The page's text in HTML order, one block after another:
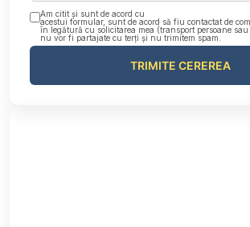
Am citit și sunt de acord cu
acestui formular, sunt de acord să fiu contactat de
în legătură cu solicitarea mea (transport persoane sau
nu vor fi partajate cu terți și nu trimitem spam.